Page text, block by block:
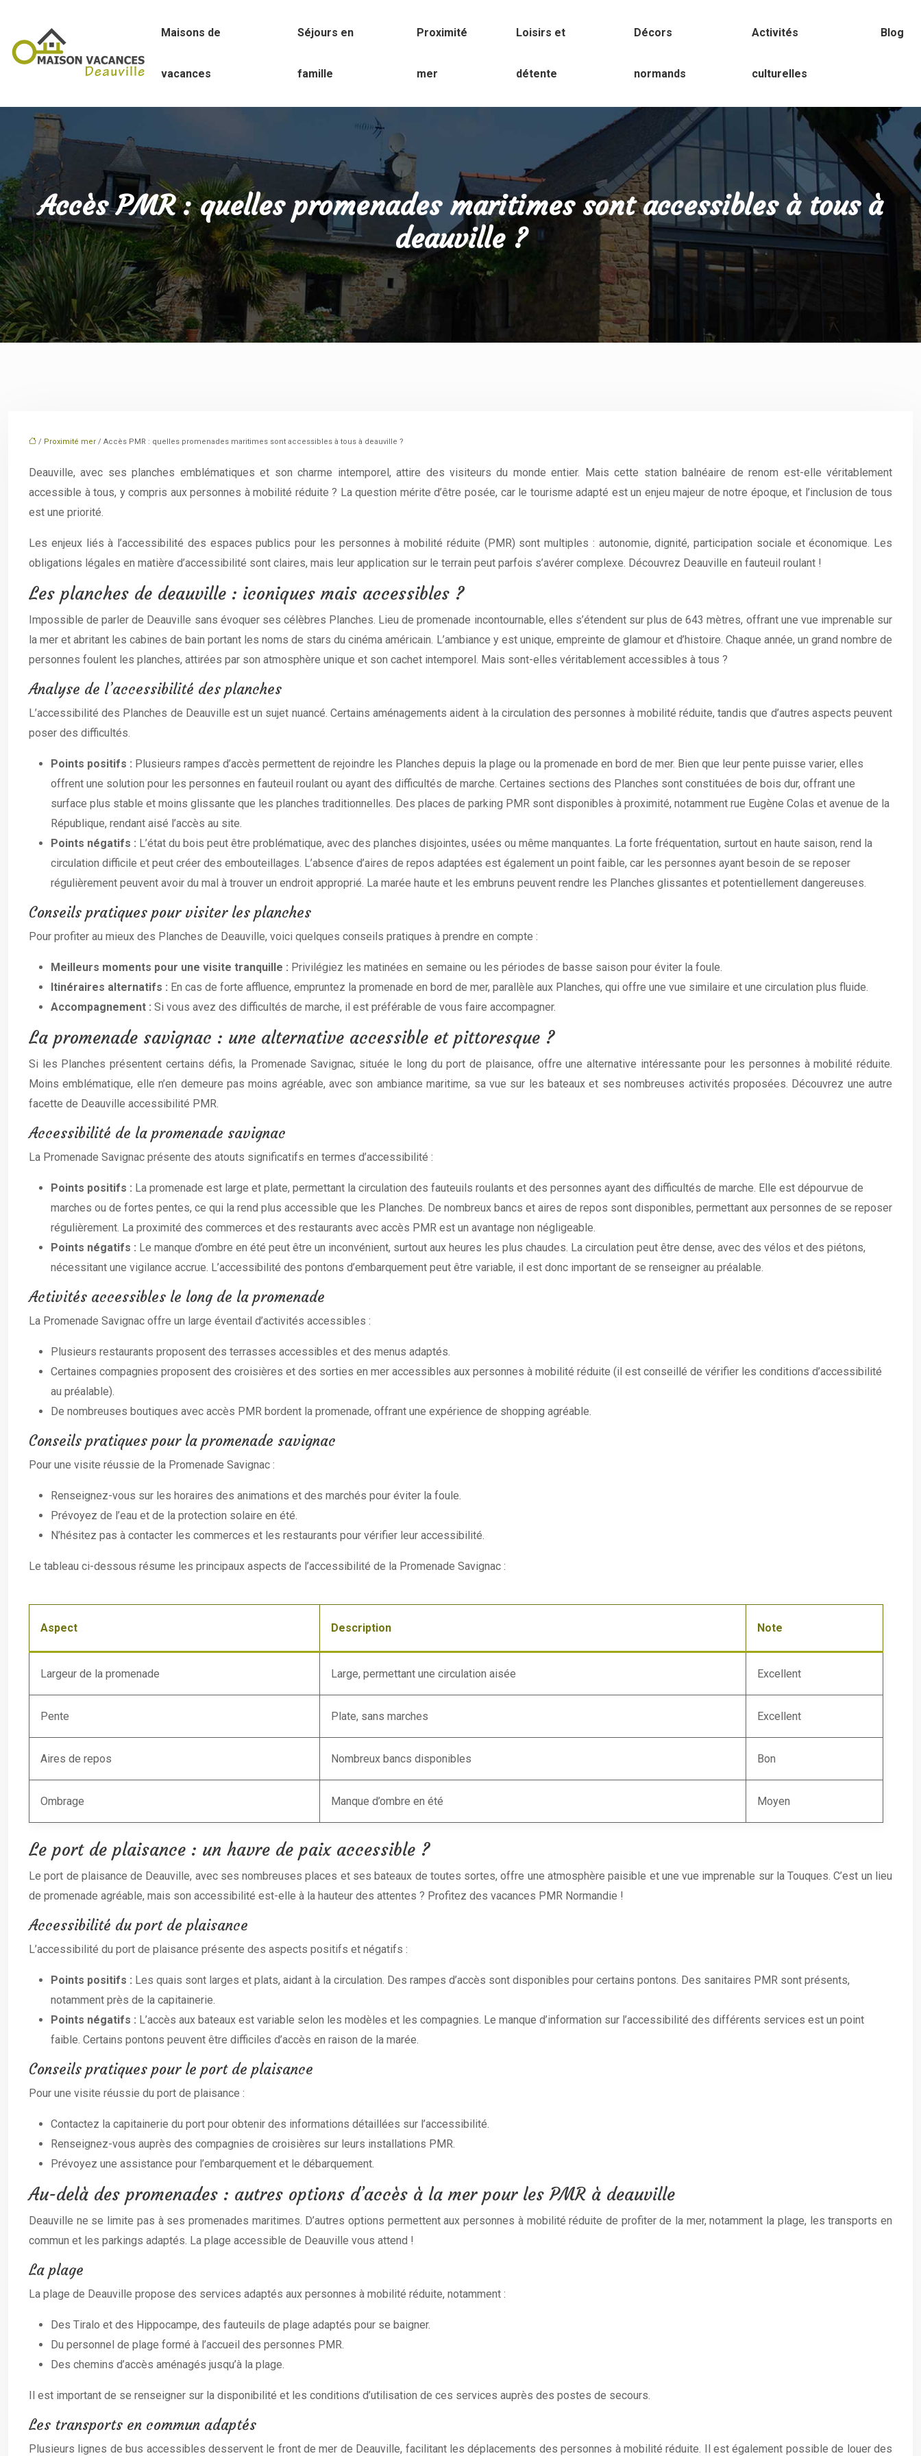
Maisons de
vacances
Séjours en
famille
Proximité
mer
Loisirs et
détente
Décors
normands
Activités
culturelles
Blog
Accès PMR : quelles promenades maritimes sont accessibles à tous à
deauville ?
/ Proximité mer / Accès PMR : quelles promenades maritimes sont accessibles à tous à deauville ?
Deauville, avec ses planches emblématiques et son charme intemporel, attire des visiteurs du monde entier. Mais cette station balnéaire de renom est-elle véritablement
accessible à tous, y compris aux personnes à mobilité réduite ? La question mérite d’être posée, car le tourisme adapté est un enjeu majeur de notre époque, et l’inclusion de tous
est une priorité.
Les enjeux liés à l’accessibilité des espaces publics pour les personnes à mobilité réduite (PMR) sont multiples : autonomie, dignité, participation sociale et économique. Les
obligations légales en matière d’accessibilité sont claires, mais leur application sur le terrain peut parfois s’avérer complexe. Découvrez Deauville en fauteuil roulant !
Les planches de deauville : iconiques mais accessibles ?
Impossible de parler de Deauville sans évoquer ses célèbres Planches. Lieu de promenade incontournable, elles s’étendent sur plus de 643 mètres, offrant une vue imprenable sur
la mer et abritant les cabines de bain portant les noms de stars du cinéma américain. L’ambiance y est unique, empreinte de glamour et d’histoire. Chaque année, un grand nombre de
personnes foulent les planches, attirées par son atmosphère unique et son cachet intemporel. Mais sont-elles véritablement accessibles à tous ?
Analyse de l’accessibilité des planches
L’accessibilité des Planches de Deauville est un sujet nuancé. Certains aménagements aident à la circulation des personnes à mobilité réduite, tandis que d’autres aspects peuvent
poser des difficultés.
Points positifs : Plusieurs rampes d’accès permettent de rejoindre les Planches depuis la plage ou la promenade en bord de mer. Bien que leur pente puisse varier, elles
offrent une solution pour les personnes en fauteuil roulant ou ayant des difficultés de marche. Certaines sections des Planches sont constituées de bois dur, offrant une
surface plus stable et moins glissante que les planches traditionnelles. Des places de parking PMR sont disponibles à proximité, notamment rue Eugène Colas et avenue de la
République, rendant aisé l’accès au site.
Points négatifs : L’état du bois peut être problématique, avec des planches disjointes, usées ou même manquantes. La forte fréquentation, surtout en haute saison, rend la
circulation difficile et peut créer des embouteillages. L’absence d’aires de repos adaptées est également un point faible, car les personnes ayant besoin de se reposer
régulièrement peuvent avoir du mal à trouver un endroit approprié. La marée haute et les embruns peuvent rendre les Planches glissantes et potentiellement dangereuses.
Conseils pratiques pour visiter les planches
Pour profiter au mieux des Planches de Deauville, voici quelques conseils pratiques à prendre en compte :
Meilleurs moments pour une visite tranquille : Privilégiez les matinées en semaine ou les périodes de basse saison pour éviter la foule.
Itinéraires alternatifs : En cas de forte affluence, empruntez la promenade en bord de mer, parallèle aux Planches, qui offre une vue similaire et une circulation plus fluide.
Accompagnement : Si vous avez des difficultés de marche, il est préférable de vous faire accompagner.
La promenade savignac : une alternative accessible et pittoresque ?
Si les Planches présentent certains défis, la Promenade Savignac, située le long du port de plaisance, offre une alternative intéressante pour les personnes à mobilité réduite.
Moins emblématique, elle n’en demeure pas moins agréable, avec son ambiance maritime, sa vue sur les bateaux et ses nombreuses activités proposées. Découvrez une autre
facette de Deauville accessibilité PMR.
Accessibilité de la promenade savignac
La Promenade Savignac présente des atouts significatifs en termes d’accessibilité :
Points positifs : La promenade est large et plate, permettant la circulation des fauteuils roulants et des personnes ayant des difficultés de marche. Elle est dépourvue de
marches ou de fortes pentes, ce qui la rend plus accessible que les Planches. De nombreux bancs et aires de repos sont disponibles, permettant aux personnes de se reposer
régulièrement. La proximité des commerces et des restaurants avec accès PMR est un avantage non négligeable.
Points négatifs : Le manque d’ombre en été peut être un inconvénient, surtout aux heures les plus chaudes. La circulation peut être dense, avec des vélos et des piétons,
nécessitant une vigilance accrue. L’accessibilité des pontons d’embarquement peut être variable, il est donc important de se renseigner au préalable.
Activités accessibles le long de la promenade
La Promenade Savignac offre un large éventail d’activités accessibles :
Plusieurs restaurants proposent des terrasses accessibles et des menus adaptés.
Certaines compagnies proposent des croisières et des sorties en mer accessibles aux personnes à mobilité réduite (il est conseillé de vérifier les conditions d’accessibilité
au préalable).
De nombreuses boutiques avec accès PMR bordent la promenade, offrant une expérience de shopping agréable.
Conseils pratiques pour la promenade savignac
Pour une visite réussie de la Promenade Savignac :
Renseignez-vous sur les horaires des animations et des marchés pour éviter la foule.
Prévoyez de l’eau et de la protection solaire en été.
N’hésitez pas à contacter les commerces et les restaurants pour vérifier leur accessibilité.
Le tableau ci-dessous résume les principaux aspects de l’accessibilité de la Promenade Savignac :
Aspect Description Note
Largeur de la promenade Large, permettant une circulation aisée Excellent
Pente Plate, sans marches Excellent
Aires de repos Nombreux bancs disponibles Bon
Ombrage Manque d’ombre en été Moyen
Le port de plaisance : un havre de paix accessible ?
Le port de plaisance de Deauville, avec ses nombreuses places et ses bateaux de toutes sortes, offre une atmosphère paisible et une vue imprenable sur la Touques. C’est un lieu
de promenade agréable, mais son accessibilité est-elle à la hauteur des attentes ? Profitez des vacances PMR Normandie !
Accessibilité du port de plaisance
L’accessibilité du port de plaisance présente des aspects positifs et négatifs :
Points positifs : Les quais sont larges et plats, aidant à la circulation. Des rampes d’accès sont disponibles pour certains pontons. Des sanitaires PMR sont présents,
notamment près de la capitainerie.
Points négatifs : L’accès aux bateaux est variable selon les modèles et les compagnies. Le manque d’information sur l’accessibilité des différents services est un point
faible. Certains pontons peuvent être difficiles d’accès en raison de la marée.
Conseils pratiques pour le port de plaisance
Pour une visite réussie du port de plaisance :
Contactez la capitainerie du port pour obtenir des informations détaillées sur l’accessibilité.
Renseignez-vous auprès des compagnies de croisières sur leurs installations PMR.
Prévoyez une assistance pour l’embarquement et le débarquement.
Au-delà des promenades : autres options d’accès à la mer pour les PMR à deauville
Deauville ne se limite pas à ses promenades maritimes. D’autres options permettent aux personnes à mobilité réduite de profiter de la mer, notamment la plage, les transports en
commun et les parkings adaptés. La plage accessible de Deauville vous attend !
La plage
La plage de Deauville propose des services adaptés aux personnes à mobilité réduite, notamment :
Des Tiralo et des Hippocampe, des fauteuils de plage adaptés pour se baigner.
Du personnel de plage formé à l’accueil des personnes PMR.
Des chemins d’accès aménagés jusqu’à la plage.
Il est important de se renseigner sur la disponibilité et les conditions d’utilisation de ces services auprès des postes de secours.
Les transports en commun adaptés
Plusieurs lignes de bus accessibles desservent le front de mer de Deauville, facilitant les déplacements des personnes à mobilité réduite. Il est également possible de louer des